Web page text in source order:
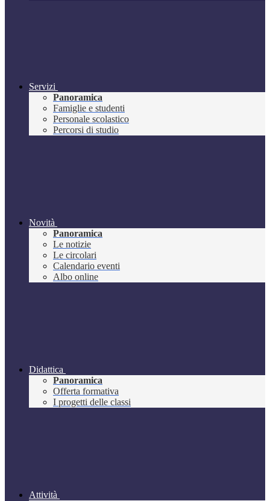
Servizi
Panoramica
Famiglie e studenti
Personale scolastico
Percorsi di studio
Novità
Panoramica
Le notizie
Le circolari
Calendario eventi
Albo online
Didattica
Panoramica
Offerta formativa
I progetti delle classi
Attività